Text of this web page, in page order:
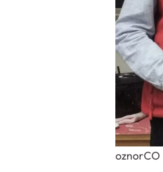
oznorCO